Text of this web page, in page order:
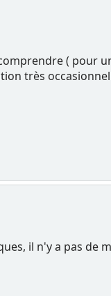
( pour
très
il n'y a pas de